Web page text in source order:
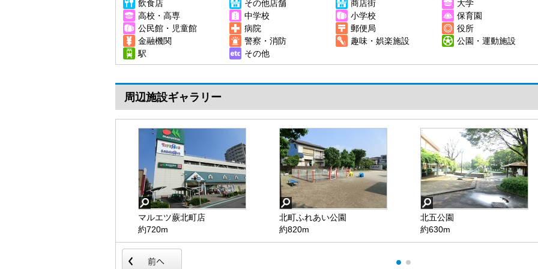
飲食店
その他店舗 商店街
大学
高校・高専
中学校 小学校
保育園
公民館・児童館
病院 郵便局
役所
金融機関
警察・消防 趣味・娯楽施設
公園・運動施設
駅
その他
周辺施設ギャラリー
マルエツ蕨北町店
約720m
北町ふれあい公園
約820m
北五公園
約630m
トイザらス
約690m